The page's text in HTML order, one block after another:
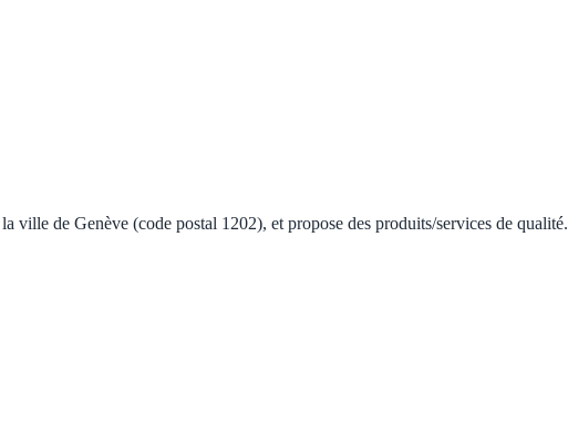
ville de Genève (code postal 1202), et propose des produits/services de